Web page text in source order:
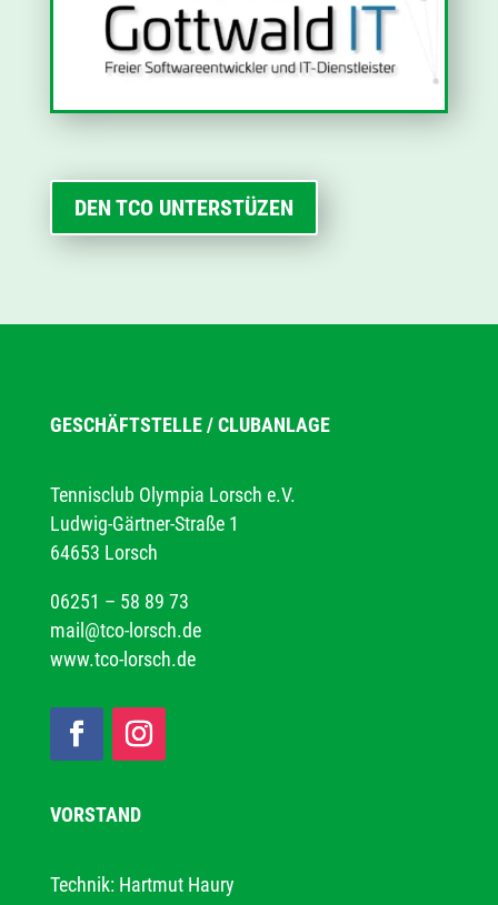
DEN TCO UNTERSTÜZEN
GESCHÄFTSTELLE / CLUBANLAGE
Tennisclub Olympia Lorsch e.V.
Ludwig-Gärtner-Straße 1
64653 Lorsch
06251 – 58 89 73
mail@tco-lorsch.de
www.tco-lorsch.de
VORSTAND
Technik: Hartmut Haury